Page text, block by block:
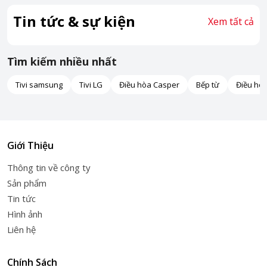
Tin tức & sự kiện Xem tất cả
Tìm kiếm nhiều nhất
Tivi samsung Tivi LG Điều hòa Casper Bếp từ Điều
Giới Thiệu
Thông tin về công ty
Sản phẩm
Tin tức
Hình ảnh
Liên hệ
Chính Sách